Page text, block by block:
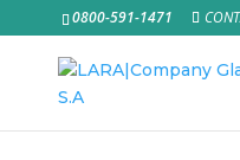
0800-591-1471